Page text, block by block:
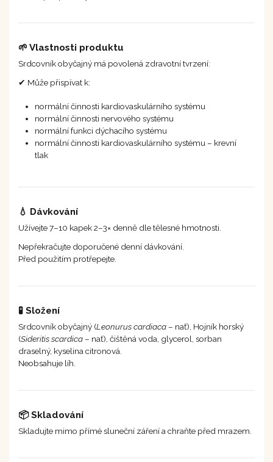
🌱 Vlastnosti produktu
Srdcovník obyčajný má povolená zdravotní tvrzení:
✔ Může přispívat k:
normální činnosti kardiovaskulárního systému
normální činnosti nervového systému
normální funkci dýchacího systému
normální činnosti kardiovaskulárního systému – krevní
tlak
💧 Dávkování
Užívejte 7–10 kapek 2–3× denně dle tělesné hmotnosti.
Nepřekračujte doporučené denní dávkování.
Před použitím protřepejte.
🧪 Složení
Srdcovník obyčajný (Leonurus cardiaca – nať), Hojník horský
(Sideritis scardica – nať), čištěná voda, glycerol, sorban
draselný, kyselina citronová.
Neobsahuje líh.
📦 Skladování
Skladujte mimo přímé sluneční záření a chraňte před mrazem.